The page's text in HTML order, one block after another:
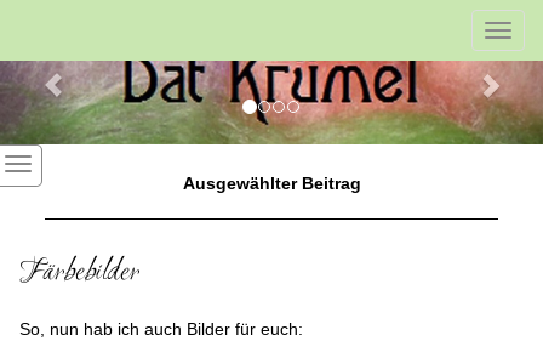
Ausgewählter Beitrag
Färbebilder
So, nun hab ich auch Bilder für euch: